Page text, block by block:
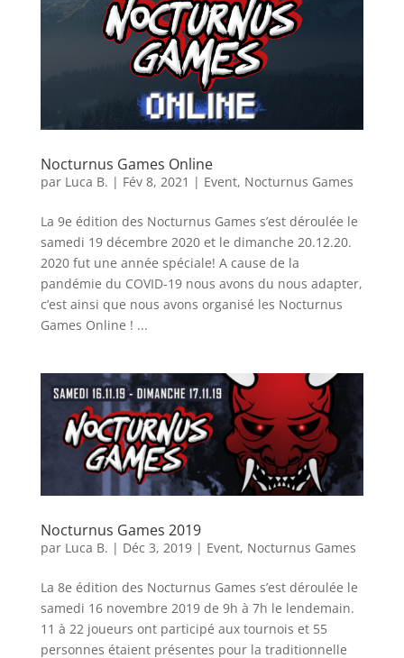
Nocturnus Games Online
par Luca B. | Fév 8, 2021 | Event, Nocturnus Games
La 9e édition des Nocturnus Games s’est déroulée le
samedi 19 décembre 2020 et le dimanche 20.12.20.
2020 fut une année spéciale! A cause de la
pandémie du COVID-19 nous avons du nous adapter,
c’est ainsi que nous avons organisé les Nocturnus
Games Online ! ...
Nocturnus Games 2019
par Luca B. | Déc 3, 2019| Event, Nocturnus Games
La 8e édition des Nocturnus Games s’est déroulée le
samedi 16 novembre 2019 de 9h à 7h le lendemain.
11 à 22 joueurs ont participé aux tournois et 55
personnes étaient présentes pour la traditionnelle